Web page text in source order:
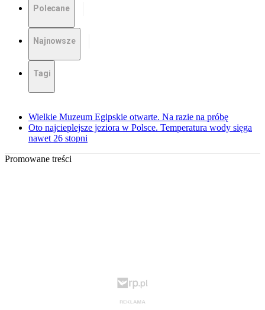
Polecane
Najnowsze
Tagi
Wielkie Muzeum Egipskie otwarte. Na razie na próbę
Oto najcieplejsze jeziora w Polsce. Temperatura wody sięga
nawet 26 stopni
Promowane treści